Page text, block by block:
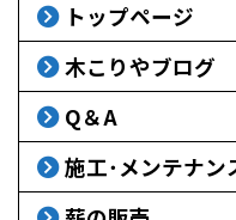
トップページ
木こりやブログ
Q＆A
施工･メンテナン